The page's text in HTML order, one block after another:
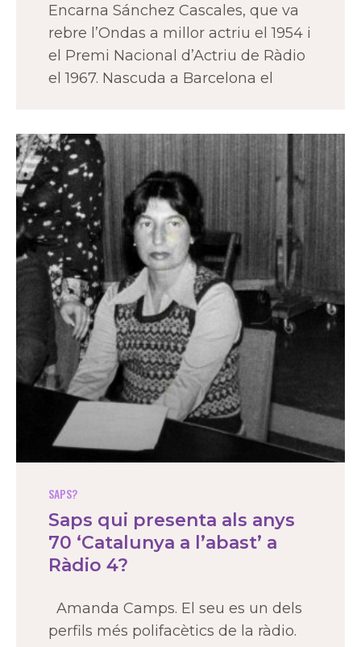
Encarna Sánchez Cascales, que va
rebre l’Ondas a millor actriu el 1954 i
el Premi Nacional d’Actriu de Ràdio
el 1967. Nascuda a Barcelona el
SAPS?
Saps qui presenta als anys
70 ‘Catalunya a l’abast’ a
Ràdio 4?
Amanda Camps. El seu es un dels
perfils més polifacètics de la ràdio.